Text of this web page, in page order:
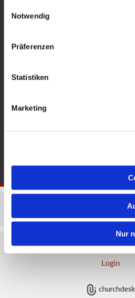
Notwendig
Präferenzen
Statistiken
Marketing
Nur
Heckerdamm 230, 13627
Offene Kirche: Täglich 08-18
Impressum
Login